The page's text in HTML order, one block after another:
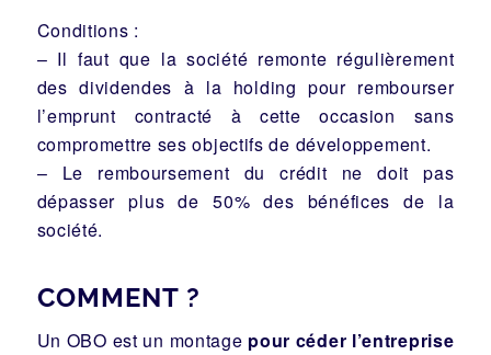
Conditions :
– Il faut que la société remonte régulièrement
des dividendes à la holding pour rembourser
l’emprunt contracté à cette occasion sans
compromettre ses objectifs de développement.
– Le remboursement du crédit ne doit pas
dépasser plus de 50% des bénéfices de la
société.
COMMENT ?
Un OBO est un montage pour céder l’entreprise